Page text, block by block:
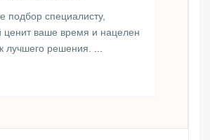
подбор специалисту,
ценит ваше время и нацелен
лучшего решения.